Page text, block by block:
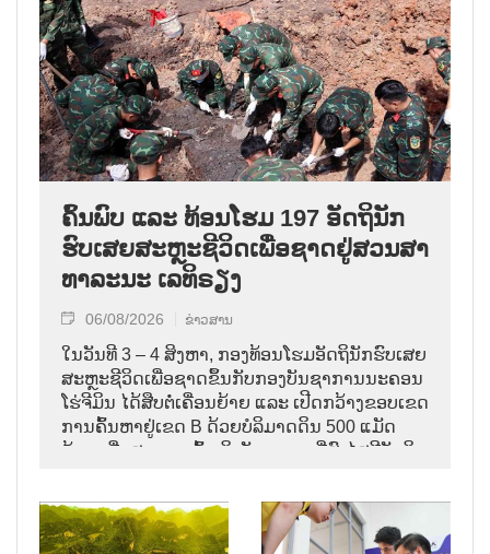
ຄົ້ນ​ພົບ ແລະ ທ້ອນ​ໂຮມ 197 ອັດ​ຖິ​ນັກ​
ຮົບ​ເສຍ​ສະຫຼະ​ຊີ​ວິດ​ເພື່ອ​ຊາດ​ຢູ່​ສວນ​ສາ​
ທາ​ລະ​ນະ ເລ​ທິ​ຣຽງ
06/08/2026 ຂ່າວສານ
ໃນ​ວັນ​ທີ 3 – 4 ສິງ​ຫາ, ກອງ​ທ້ອນ​ໂຮມ​ອັດ​ຖິ​ນັກ​ຮົບ​ເສຍ​
ສະຫຼະ​ຊີ​ວິດ​ເພື່ອ​ຊາດ​ຂຶ້ນ​ກັບ​ກອງ​ບັນ​ຊາ​ການ​ນະ​ຄອນ ​
ໂຮ່​ຈີ​ມິນ ໄດ້​ສືບ​ຕໍ່​ເຄື່ອນ​ຍ້າຍ ແລະ ເປີດກວ້າງ​ຂອບ​ເຂດ​
ການ​ຄົ້ນ​ຫາຢູ່​ເຂດ B ດ້ວຍບໍລິມາດ​ດິນ 500 ແມັດ​
ກ້ອນ ເພື່ອ​ສາມາດເຂົ້າ​ເຖິງ​ບັນ​ດາ​ເຂດ​ທີ່​ສົງ​ໄສ​ມີ​ອັດ​ຖິ​